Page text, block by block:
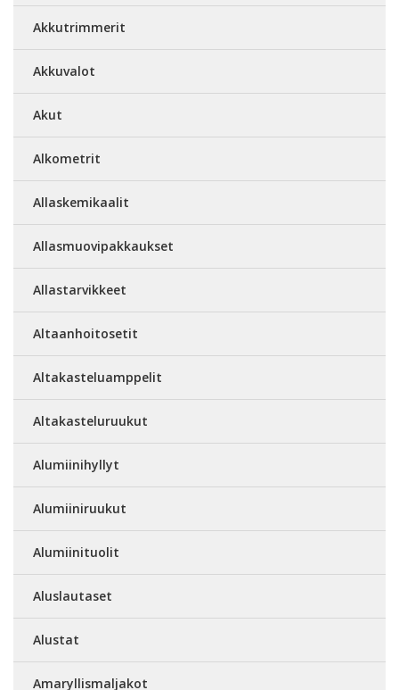
Akkutrimmerit
Akkuvalot
Akut
Alkometrit
Allaskemikaalit
Allasmuovipakkaukset
Allastarvikkeet
Altaanhoitosetit
Altakasteluamppelit
Altakasteluruukut
Alumiinihyllyt
Alumiiniruukut
Alumiinituolit
Aluslautaset
Alustat
Amaryllismaljakot